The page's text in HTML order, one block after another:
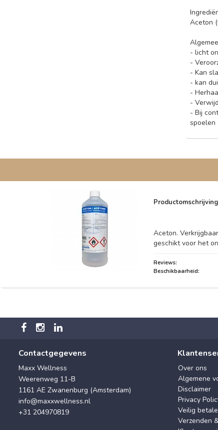
Aceton
- licht
-
- Kan
- kan
-
-
- Bij
spoelen
Productomschrijving
Aceton.
geschikt voor het
Reviews:
Beschikbaarheid:
Contactgegevens
Maxx Wellness
Weerenweg 11-B
1161 AE Zwanenburg (Amsterdam)
info@maxxwellness.nl
+31 204970819
Over ons
Algemene
Disclaimer
Privacy
Veilig
Verzenden